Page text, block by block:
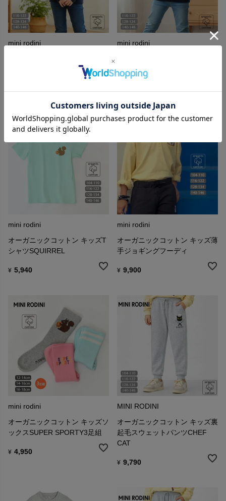
mini rodini
キッズFlowersセーター
mini rodini
キッズFlowersベスト
mini rodini
オーガニックコットン キッズT
シャツSQUIRREL
¥ 5,940
mini rodini
オーガニックコットン キッズ薄
手ジョギングフーディ
¥ 9,900
mini rodini
オーガニックコットン キッズソ
ックスSUPER SPORTY3足組
¥ 4,950
MINI RODINI
オーガニックコットン キッズ裏
起毛スウェットパンツCHEF
CAT
¥ 9,790